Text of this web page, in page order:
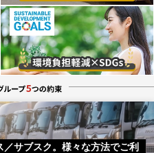
サブスク。様々な方法でご利